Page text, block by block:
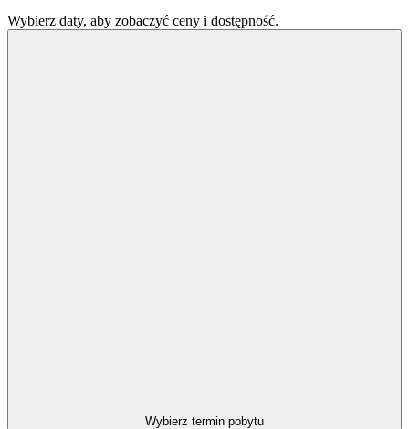
Wybierz daty, aby zobaczyć ceny i dostępność.
Wybierz termin pobytu